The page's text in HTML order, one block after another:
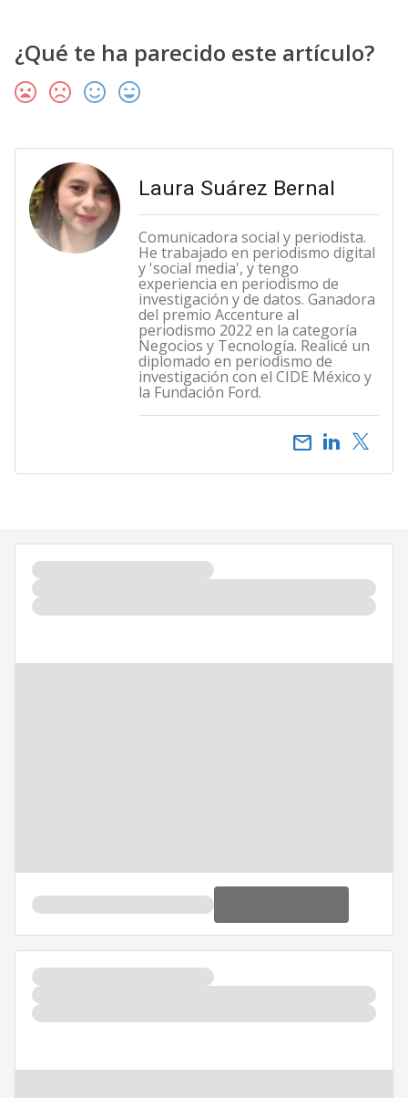
¿Qué te ha parecido este artículo?
Laura Suárez Bernal
Comunicadora social y periodista.
He trabajado en periodismo digital
y 'social media', y tengo
experiencia en periodismo de
investigación y de datos. Ganadora
del premio Accenture al
periodismo 2022 en la categoría
Negocios y Tecnología. Realicé un
diplomado en periodismo de
investigación con el CIDE México y
la Fundación Ford.
email